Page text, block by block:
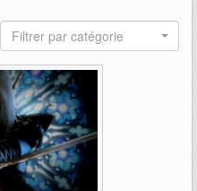
Filtrer par catégorie
0:30